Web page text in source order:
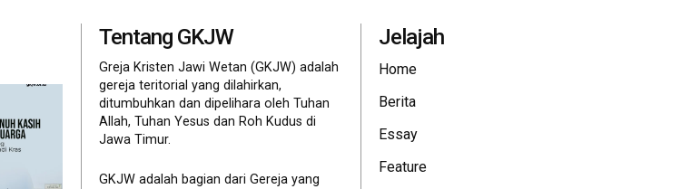
Tentang GKJW
Greja Kristen Jawi Wetan (GKJW) adalah
gereja teritorial yang dilahirkan,
ditumbuhkan dan dipelihara oleh Tuhan
Allah, Tuhan Yesus dan Roh Kudus di
Jawa Timur.
GKJW adalah bagian dari Gereja yang
Jelajah
Home
Berita
Essay
Feature